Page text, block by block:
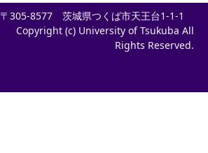
〒305-8577 茨城県つくば市天王台1-1-1
Copyright (c) University of Tsukuba All
Rights Reserved.